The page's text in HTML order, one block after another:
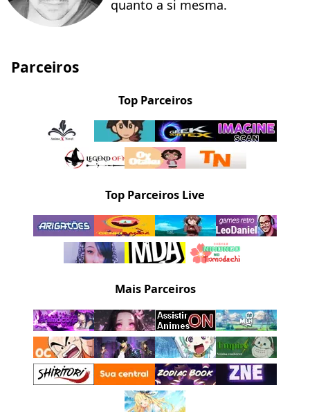
quanto a si mesma.
Parceiros
Top Parceiros
Top Parceiros Live
Mais Parceiros